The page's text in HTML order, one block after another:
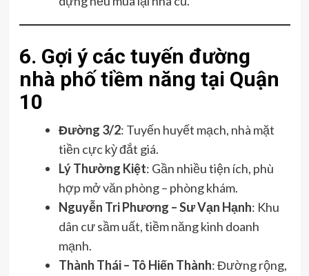
6. Gợi ý các tuyến đường
nhà phố tiềm năng tại Quận
10
Đường 3/2: Tuyến huyết mạch, nhà mặt
tiền cực kỳ đắt giá.
Lý Thường Kiệt: Gần nhiều tiện ích, phù
hợp mở văn phòng – phòng khám.
Nguyễn Tri Phương – Sư Vạn Hạnh: Khu
dân cư sầm uất, tiềm năng kinh doanh
mạnh.
Thành Thái – Tô Hiến Thành: Đường rộng,